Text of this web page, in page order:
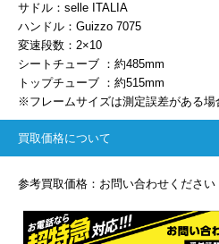
サドル：selle ITALIA
ハンドル：Guizzo 7075
変速段数：2×10
シートチューブ ：約485mm
トップチューブ ：約515mm
※フレームサイズは測定誤差がある場
買取価格について
参考買取価格：お問い合わせください